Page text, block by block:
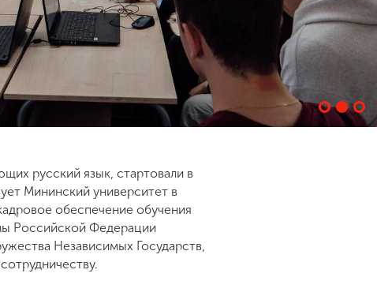
русский язык, стартовали в
Мининский университет в
обеспечение обучения
Российской Федерации
Независимых Государств,